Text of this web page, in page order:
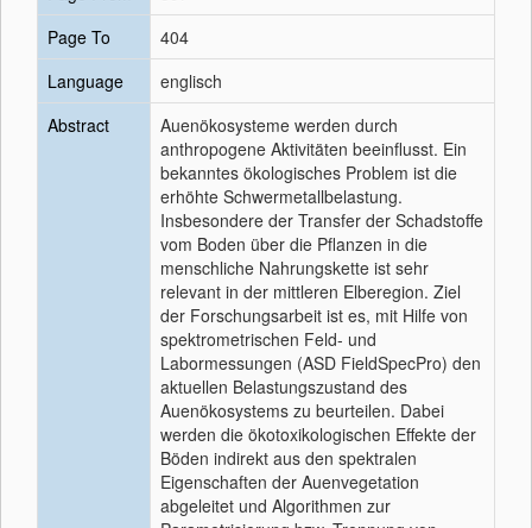
Page To
404
Language
englisch
Abstract
Auenökosysteme werden durch
anthropogene Aktivitäten beeinflusst. Ein
bekanntes ökologisches Problem ist die
erhöhte Schwermetallbelastung.
Insbesondere der Transfer der Schadstoffe
vom Boden über die Pflanzen in die
menschliche Nahrungskette ist sehr
relevant in der mittleren Elberegion. Ziel
der Forschungsarbeit ist es, mit Hilfe von
spektrometrischen Feld- und
Labormessungen (ASD FieldSpecPro) den
aktuellen Belastungszustand des
Auenökosystems zu beurteilen. Dabei
werden die ökotoxikologischen Effekte der
Böden indirekt aus den spektralen
Eigenschaften der Auenvegetation
abgeleitet und Algorithmen zur